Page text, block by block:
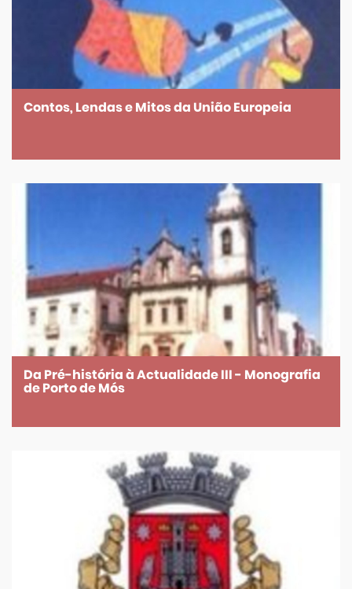
Contos, Lendas e Mitos da União Europeia
Da Pré-história à Actualidade III - Monografia
de Porto de Mós